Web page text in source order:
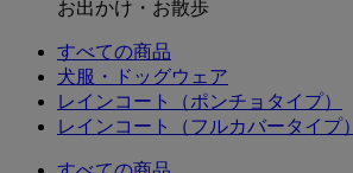
お出かけ・お散歩
すべての商品
犬服・ドッグウェア
レインコート（ポンチョタイプ）
レインコート（フルカバータイプ）